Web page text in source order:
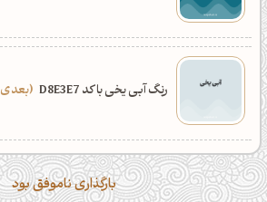
رنگ آبی یخی با کد D8E3E7 بعدی
بارگذاری ناموفق بود